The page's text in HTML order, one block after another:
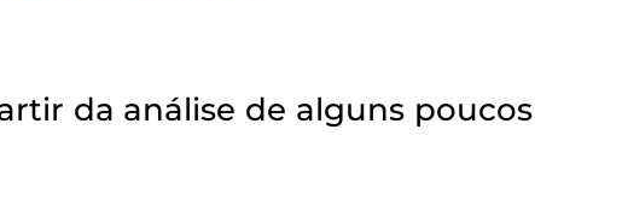
da análise de alguns poucos